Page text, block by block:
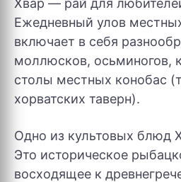
Ежедневный улов
включает в себя
моллюсков, осьминогов,
столы местных конобас
хорватских таверн).
Одно из культовых блюд
Это историческое
восходящее к